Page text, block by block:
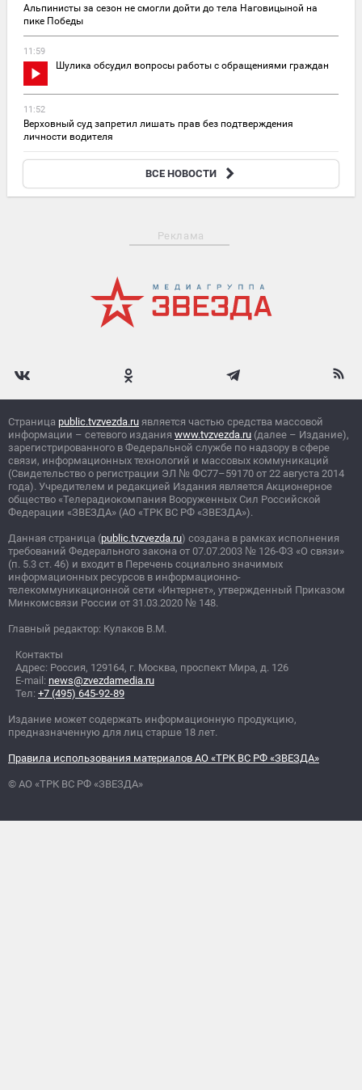
Альпинисты за сезон не смогли дойти до тела Наговицыной на
пике Победы
11:59
Шулика обсудил вопросы работы с обращениями граждан
11:52
Верховный суд запретил лишать прав без подтверждения
личности водителя
На Сахалине собака спасла хозяина, вступив в схватку с медведем
ВСЕ НОВОСТИ
Реклама
Страница public.tvzvezda.ru является частью средства массовой
информации – сетевого издания www.tvzvezda.ru (далее – Издание),
зарегистрированного в Федеральной службе по надзору в сфере
связи, информационных технологий и массовых коммуникаций
(Свидетельство о регистрации ЭЛ № ФС77–59170 от 22 августа 2014
года). Учредителем и редакцией Издания является Акционерное
общество «Телерадиокомпания Вооруженных Сил Российской
Федерации «ЗВЕЗДА» (АО «ТРК ВС РФ «ЗВЕЗДА»).
Данная страница (public.tvzvezda.ru) создана в рамках исполнения
требований Федерального закона от 07.07.2003 № 126-ФЗ «О связи»
(п. 5.3 ст. 46) и входит в Перечень социально значимых
информационных ресурсов в информационно-
телекоммуникационной сети «Интернет», утвержденный Приказом
Минкомсвязи России от 31.03.2020 № 148.
Главный редактор: Кулаков В.М.
Контакты
Адрес: Россия, 129164, г. Москва, проспект Мира, д. 126
E-mail: news@zvezdamedia.ru
Тел: +7 (495) 645-92-89
Издание может содержать информационную продукцию,
предназначенную для лиц старше 18 лет.
Правила использования материалов АО «ТРК ВС РФ «ЗВЕЗДА»
© АО «ТРК ВС РФ «ЗВЕЗДА»